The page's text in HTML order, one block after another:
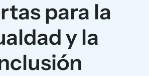
para la
y la